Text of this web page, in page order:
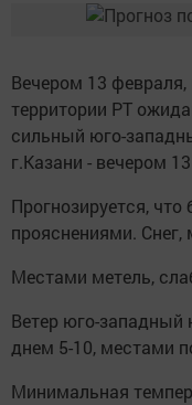
Вечером 13
территории РТ
сильный юго-
г.Казани - вечером
Прогнозируется,
прояснениями. Снег,
Местами метель,
Ветер юго-
днем 5-10, местами
Минимальная